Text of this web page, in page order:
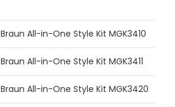
Braun All-in-One Style Kit MGK3410
Braun All-in-One Style Kit MGK3411
Braun All-in-One Style Kit MGK3420